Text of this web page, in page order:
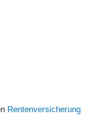
Rentenversicherung